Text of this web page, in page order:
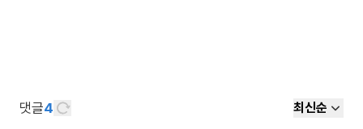
댓글4 최신순